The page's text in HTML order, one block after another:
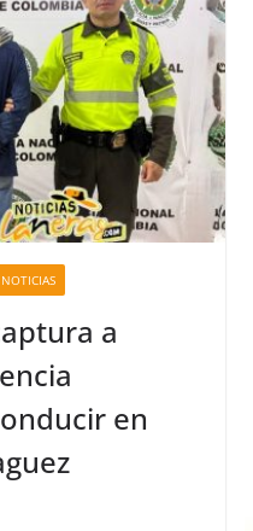
NOTICIAS
a
en